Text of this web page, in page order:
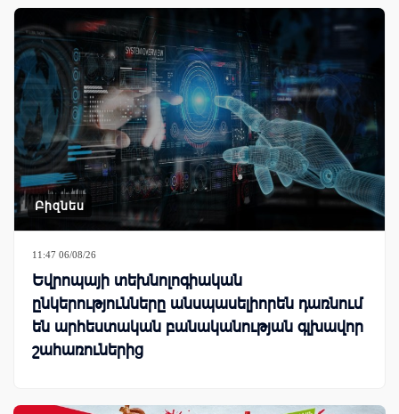
Բիզնես
11:47 06/08/26
Եվրոպայի տեխնոլոգիական
ընկերությունները անսպասելիորեն դառնում
են արհեստական բանականության գլխավոր
շահառուներից